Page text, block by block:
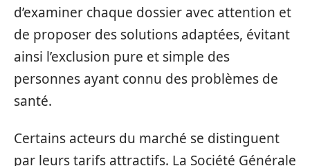
d’examiner chaque dossier avec attention et
de proposer des solutions adaptées, évitant
ainsi l’exclusion pure et simple des
personnes ayant connu des problèmes de
santé.
Certains acteurs du marché se distinguent
par leurs tarifs attractifs. La Société Générale